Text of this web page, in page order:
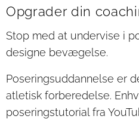
Opgrader din
Stop med at undervise i
designe bevægelse.
Poseringsuddannelse er
atletisk forberedelse.
poseringstutorial fra